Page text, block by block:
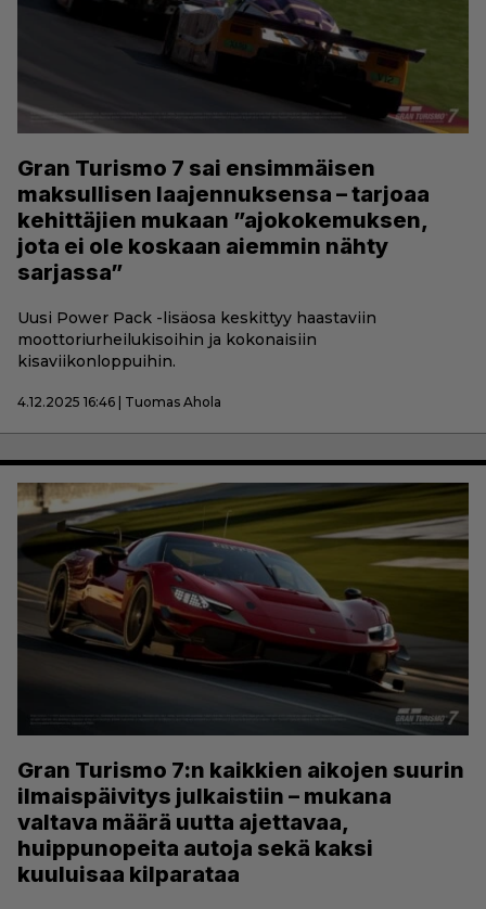
Gran Turismo 7 sai ensimmäisen
maksullisen laajennuksensa – tarjoaa
kehittäjien mukaan ”ajokokemuksen,
jota ei ole koskaan aiemmin nähty
sarjassa”
Uusi Power Pack -lisäosa keskittyy haastaviin
moottoriurheilukisoihin ja kokonaisiin
kisaviikonloppuihin.
4.12.2025 16:46 | Tuomas Ahola
Gran Turismo 7:n kaikkien aikojen suurin
ilmaispäivitys julkaistiin – mukana
valtava määrä uutta ajettavaa,
huippunopeita autoja sekä kaksi
kuuluisaa kilparataa